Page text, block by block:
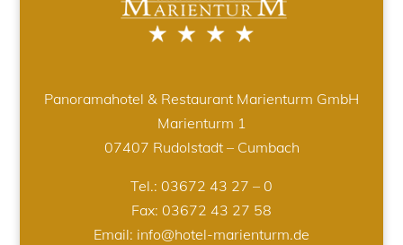
Panoramahotel & Restaurant Marienturm GmbH
Marienturm 1
07407 Rudolstadt – Cumbach
Tel.: 03672 43 27 – 0
Fax: 03672 43 27 58
Email: info@hotel-marienturm.de